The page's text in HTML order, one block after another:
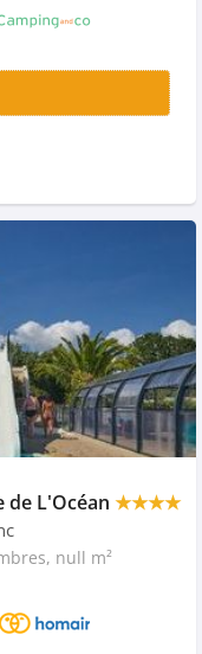
de L'Océan ★★★★
null m²